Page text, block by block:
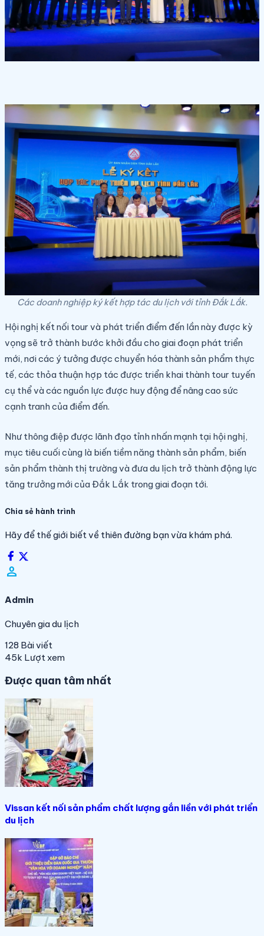
Các doanh nghiệp ký kết hợp tác du lịch với tỉnh Đắk Lắk.
Hội nghị kết nối tour và phát triển điểm đến lần này được kỳ
vọng sẽ trở thành bước khởi đầu cho giai đoạn phát triển
mới, nơi các ý tưởng được chuyển hóa thành sản phẩm thực
tế, các thỏa thuận hợp tác được triển khai thành tour tuyến
cụ thể và các nguồn lực được huy động để nâng cao sức
cạnh tranh của điểm đến.
Như thông điệp được lãnh đạo tỉnh nhấn mạnh tại hội nghị,
mục tiêu cuối cùng là biến tiềm năng thành sản phẩm, biến
sản phẩm thành thị trường và đưa du lịch trở thành động lực
tăng trưởng mới của Đắk Lắk trong giai đoạn tới.
Chia sẻ hành trình
Hãy để thế giới biết về thiên đường bạn vừa khám phá.
person_filled
Admin
Chuyên gia du lịch
128 Bài viết
45k Lượt xem
Được quan tâm nhất
Vissan kết nối sản phẩm chất lượng gắn liền với phát triển
du lịch